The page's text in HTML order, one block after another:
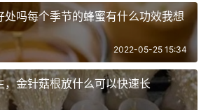
处吗每个季节的蜂蜜有什么功效我想
2022-05-25 15:34
，金针菇根放什么可以快速长